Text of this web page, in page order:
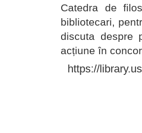
Catedra de
bibliotecari,
discuta despre
acțiune în
https://